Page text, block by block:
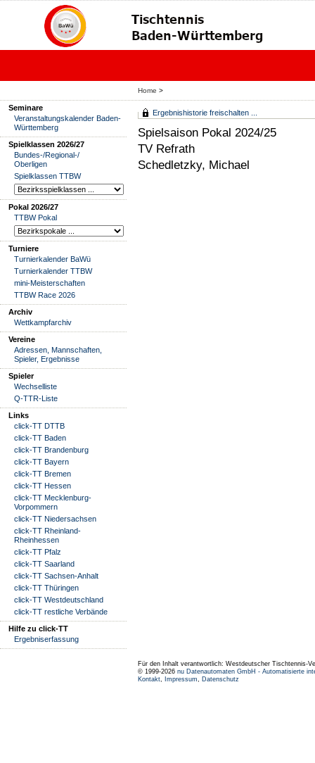
Home >
Seminare
Veranstaltungskalender Baden-
Württemberg
Spielklassen 2026/27
Bundes-/Regional-/
Oberligen
Spielklassen TTBW
Pokal 2026/27
TTBW Pokal
Turniere
Turnierkalender BaWü
Turnierkalender TTBW
mini-Meisterschaften
TTBW Race 2026
Archiv
Wettkampfarchiv
Vereine
Adressen, Mannschaften,
Spieler, Ergebnisse
Spieler
Wechselliste
Q-TTR-Liste
Links
click-TT DTTB
click-TT Baden
click-TT Brandenburg
click-TT Bayern
click-TT Bremen
click-TT Hessen
click-TT Mecklenburg-
Vorpommern
click-TT Niedersachsen
click-TT Rheinland-
Rheinhessen
click-TT Pfalz
click-TT Saarland
click-TT Sachsen-Anhalt
click-TT Thüringen
click-TT Westdeutschland
click-TT restliche Verbände
Hilfe zu click-TT
Ergebniserfassung
Ergebnishistorie freischalten ...
Spielsaison Pokal 2024/25
TV Refrath
Schedletzky, Michael
Für den Inhalt verantwortlich: Westdeutscher Tischtennis-
© 1999-2026 nu Datenautomaten GmbH - Automatisierte
Kontakt, Impressum, Datenschutz